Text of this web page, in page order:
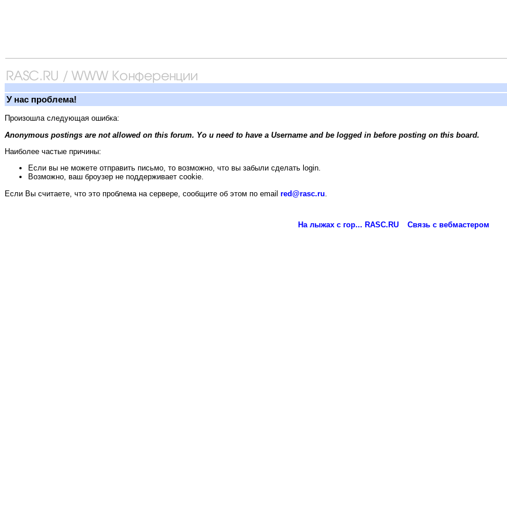
У нас проблема!
Произошла следующая ошибка:
Anonymous postings are not allowed on this forum. Yo u need to have a Username and be logged in before posting on this board.
Наиболее частые причины:
Если вы не можете отправить письмо, то возможно, что вы забыли сделать login.
Возможно, ваш броузер не поддерживает cookie.
Если Вы считаете, что это проблема на сервере, сообщите об этом по email red@rasc.ru
На лыжах с гор... RASC.RU Связь с вебмастером